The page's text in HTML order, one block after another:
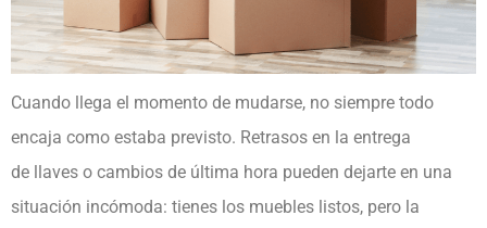
Cuando llega el momento de mudarse, no siempre todo
encaja como estaba previsto. Retrasos en la entrega
de llaves o cambios de última hora pueden dejarte en una
situación incómoda: tienes los muebles listos, pero la